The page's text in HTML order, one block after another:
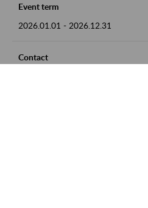
Event term
2026.01.01 - 2026.12.31
Contact